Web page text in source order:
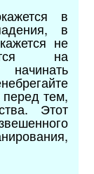
в
в
не
на
начинать
тем,
Этот